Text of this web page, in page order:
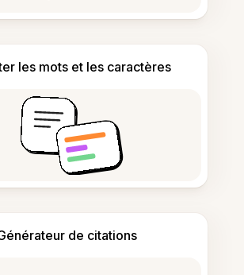
les mots et les caractères
de citations